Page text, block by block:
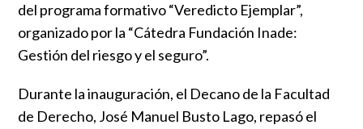
del programa formativo “Veredicto Ejemplar”,
organizado por la “Cátedra Fundación Inade:
Gestión del riesgo y el seguro”.
Durante la inauguración, el Decano de la Facultad
de Derecho, José Manuel Busto Lago, repasó el